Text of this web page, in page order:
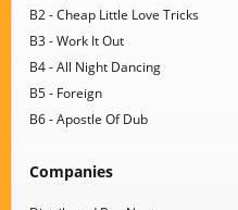
B2 - Cheap Little Love Tricks
B3 - Work It Out
B4 - All Night Dancing
B5 - Foreign
B6 - Apostle Of Dub
Companies